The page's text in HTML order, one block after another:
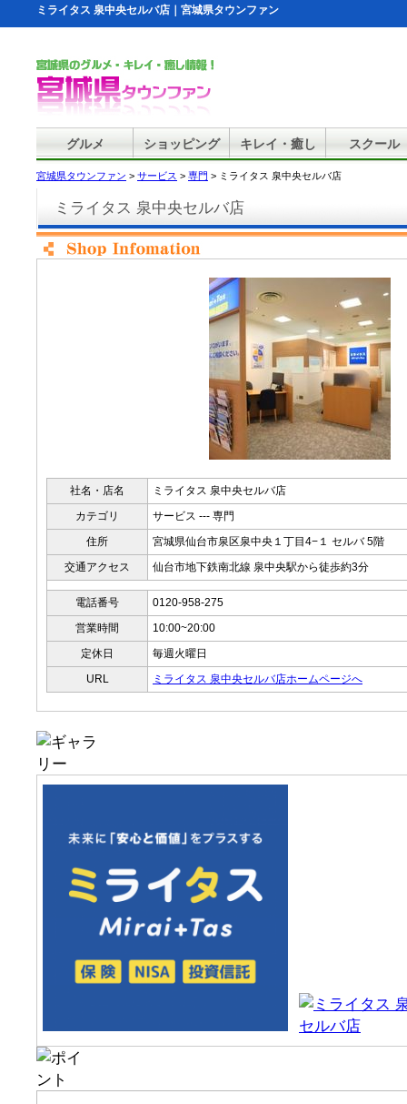
ミライタス 泉中央セルバ店｜宮城県タウンファン
グルメ ショッピング キレイ・癒し スクール
宮城県タウンファン > サービス > 専門 > ミライタス 泉中央セルバ店
ミライタス 泉中央セルバ店
社名・店名
ミライタス 泉中央セルバ店
カテゴリ
サービス --- 専門
住所
宮城県仙台市泉区泉中央１丁目4−１ セルバ 5階
交通アクセス
仙台市地下鉄南北線 泉中央駅から徒歩約3分
電話番号
0120-958-275
営業時間
10:00~20:00
定休日
毎週火曜日
URL
ミライタス 泉中央セルバ店ホームページへ